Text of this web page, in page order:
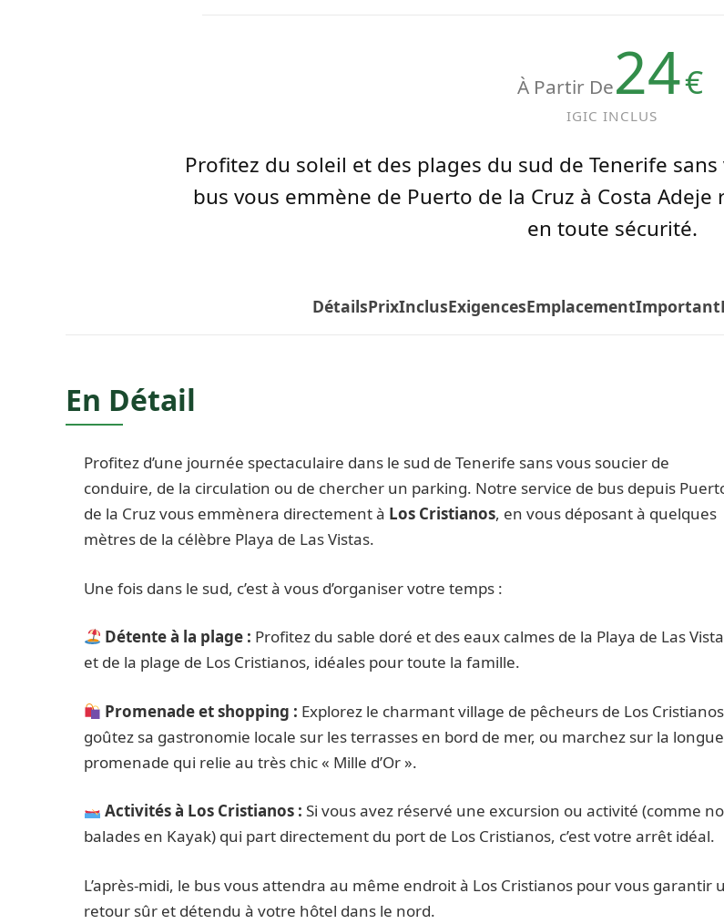
À Partir De24€
IGIC INCLUS
Profitez du soleil et des plages du sud de Tenerife
bus vous emmène de Puerto de la Cruz à Costa
en toute sécurité.
DétailsPrixInclusExigencesEmplacementImportant
En Détail
Profitez d’une journée spectaculaire dans le sud de Tenerife sans vous soucier de
conduire, de la circulation ou de chercher un parking. Notre service de bus depuis
de la Cruz vous emmènera directement à Los Cristianos, en vous déposant à quelques
mètres de la célèbre Playa de Las Vistas.
Une fois dans le sud, c’est à vous d’organiser votre temps :
Détente à la plage : Profitez du sable doré et des eaux calmes de la Playa de Las
et de la plage de Los Cristianos, idéales pour toute la famille.
Promenade et shopping : Explorez le charmant village de pêcheurs de Los
goûtez sa gastronomie locale sur les terrasses en bord de mer, ou marchez sur la longue
promenade qui relie au très chic « Mille d’Or ».
Activités à Los Cristianos : Si vous avez réservé une excursion ou activité (comme
balades en Kayak) qui part directement du port de Los Cristianos, c’est votre arrêt idéal.
L’après-midi, le bus vous attendra au même endroit à Los Cristianos pour vous garantir
retour sûr et détendu à votre hôtel dans le nord.